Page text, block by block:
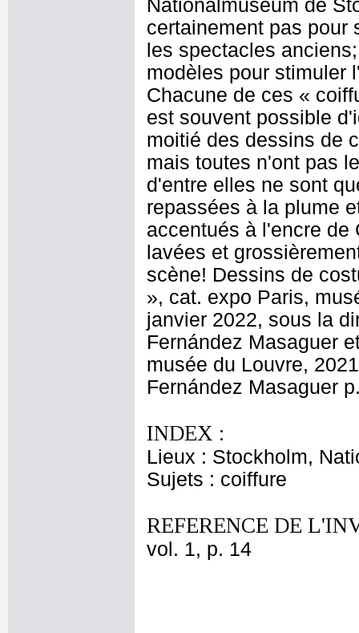
Nationalmuseum de
certainement pas pour
les spectacles
modèles pour stimuler
Chacune de ces «
est souvent possible
moitié des dessins de
mais toutes n'ont pas
d'entre elles ne sont
repassées à la plume
accentués à l'encre de
lavées et
scène! Dessins de
», cat. expo Paris,
janvier 2022, sous la
Fernández Masaguer
musée du Louvre,
Fernández Masaguer
INDEX :
Lieux : Stockholm,
Sujets : coiffure
REFERENCE DE
vol. 1, p. 14